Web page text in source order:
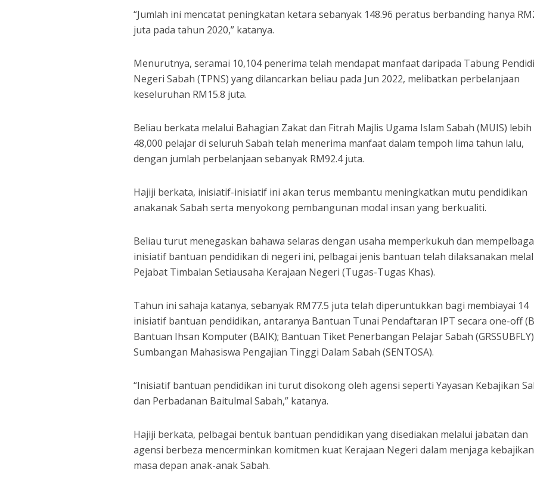
“Jumlah ini mencatat peningkatan ketara sebanyak 148.96 peratus berbanding hanya
juta pada tahun 2020,” katanya.
Menurutnya, seramai 10,104 penerima telah mendapat manfaat daripada Tabung
Negeri Sabah (TPNS) yang dilancarkan beliau pada Jun 2022, melibatkan perbelanjaan
keseluruhan RM15.8 juta.
Beliau berkata melalui Bahagian Zakat dan Fitrah Majlis Ugama Islam Sabah (MUIS) lebih
48,000 pelajar di seluruh Sabah telah menerima manfaat dalam tempoh lima tahun lalu,
dengan jumlah perbelanjaan sebanyak RM92.4 juta.
Hajiji berkata, inisiatif-inisiatif ini akan terus membantu meningkatkan mutu pendidikan
anakanak Sabah serta menyokong pembangunan modal insan yang berkualiti.
Beliau turut menegaskan bahawa selaras dengan usaha memperkukuh dan
inisiatif bantuan pendidikan di negeri ini, pelbagai jenis bantuan telah dilaksanakan
Pejabat Timbalan Setiausaha Kerajaan Negeri (Tugas-Tugas Khas).
Tahun ini sahaja katanya, sebanyak RM77.5 juta telah diperuntukkan bagi membiayai 14
inisiatif bantuan pendidikan, antaranya Bantuan Tunai Pendaftaran IPT secara one-off
Bantuan Ihsan Komputer (BAIK); Bantuan Tiket Penerbangan Pelajar Sabah
Sumbangan Mahasiswa Pengajian Tinggi Dalam Sabah (SENTOSA).
“Inisiatif bantuan pendidikan ini turut disokong oleh agensi seperti Yayasan Kebajikan
dan Perbadanan Baitulmal Sabah,” katanya.
Hajiji berkata, pelbagai bentuk bantuan pendidikan yang disediakan melalui jabatan dan
agensi berbeza mencerminkan komitmen kuat Kerajaan Negeri dalam menjaga
masa depan anak-anak Sabah.